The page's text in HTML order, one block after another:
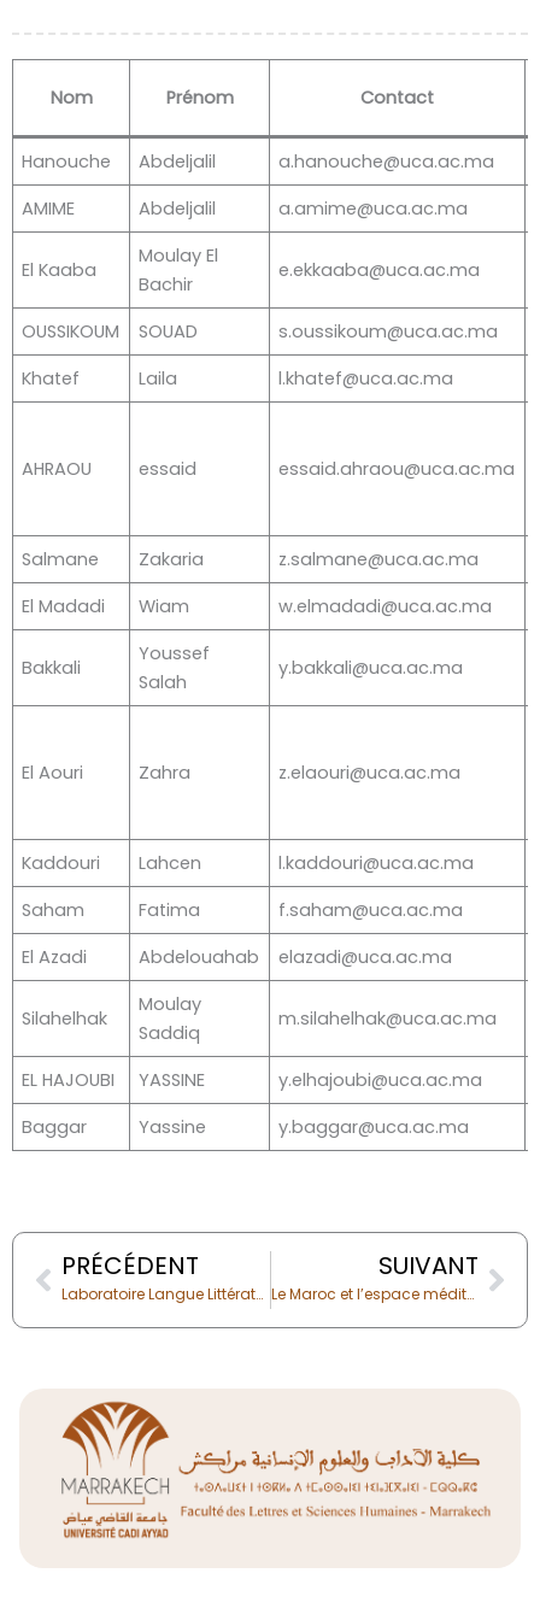
Nom Prénom Contact
Hanouche Abdeljalil
a.hanouche@uca.ac.ma
AMIME
Abdeljalil a.amime@uca.ac.ma
El Kaaba
Moulay El
Bachir
e.ekkaaba@uca.ac.ma
OUSSIKOUM SOUAD
s.oussikoum@uca.ac.ma
Khatef
Laila l.khatef@uca.ac.ma
AHRAOU essaid essaid.ahraou@uca.ac.ma
Salmane
Zakaria
z.salmane@uca.ac.ma
El Madadi
Wiam w.elmadadi@uca.ac.ma
Bakkali
Youssef
Salah
y.bakkali@uca.ac.ma
El Aouri Zahra z.elaouri@uca.ac.ma
Kaddouri
Lahcen
l.kaddouri@uca.ac.ma
Saham
Fatima
f.saham@uca.ac.ma
El Azadi
Abdelouahab elazadi@uca.ac.ma
Silahelhak
Moulay
Saddiq
m.silahelhak@uca.ac.ma
EL HAJOUBI YASSINE
y.elhajoubi@uca.ac.ma
Baggar
Yassine y.baggar@uca.ac.ma
PrevPRÉCÉDENT
Laboratoire Langue Littérature Médias Identités Patrimoine Culture et Tourisme
SUIVANT
Le Maroc et l’espace méditerranée ( Histoire, culture, ressources )